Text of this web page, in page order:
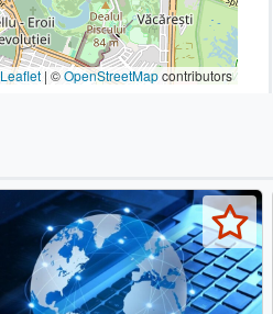
Leaflet | ©OpenStreetMapcontributors